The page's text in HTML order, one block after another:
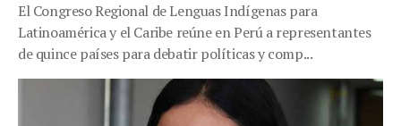
El Congreso Regional de Lenguas Indígenas para
Latinoamérica y el Caribe reúne en Perú a representantes
de quince países para debatir políticas y comp...